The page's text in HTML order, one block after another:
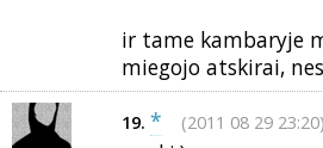
ir tame kambaryje
miegojo atskirai,
19. * (2011 08 29 23:20)